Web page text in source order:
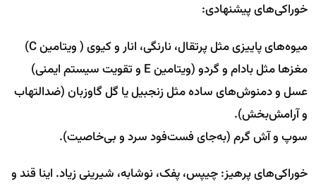
خوراکی‌های پیشنهادی:
میوه‌های پاییزی مثل پرتقال، نارنگی، انار و کیوی ( ویتامین C)
مغزها مثل بادام و گردو (ویتامین E و تقویت سیستم ایمنی)
عسل و دمنوش‌های ساده مثل زنجبیل یا گل گاوزبان (ضدالتهاب
و آرامش‌بخش).
سوپ و آش گرم (به‌جای فست‌فود سرد و بی‌خاصیت).
خوراکی‌های پرهیز: چیپس، پفک، نوشابه، شیرینی زیاد. اینا قند و